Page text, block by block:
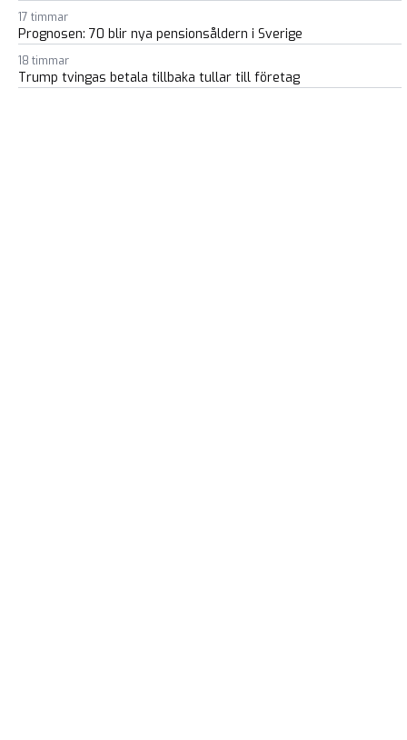
17 timmar
Prognosen: 70 blir nya pensionsåldern i Sverige
18 timmar
Trump tvingas betala tillbaka tullar till företag